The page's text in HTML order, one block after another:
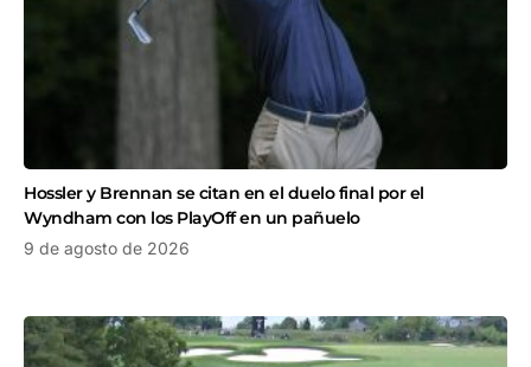
Hossler y Brennan se citan en el duelo final por el
Wyndham con los PlayOff en un pañuelo
9 de agosto de 2026